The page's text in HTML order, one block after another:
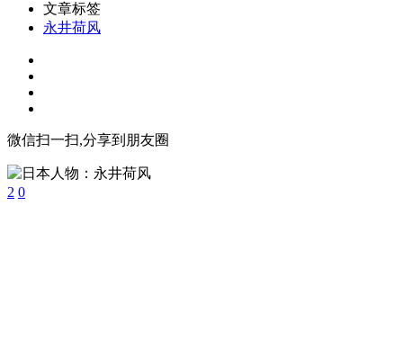
文章标签
永井荷风
微信扫一扫,分享到朋友圈
2 0